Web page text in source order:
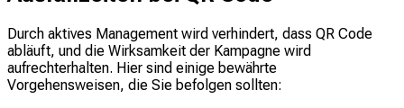
Durch aktives Management wird verhindert, dass QR Code
abläuft, und die Wirksamkeit der Kampagne wird
aufrechterhalten. Hier sind einige bewährte
Vorgehensweisen, die Sie befolgen sollten: